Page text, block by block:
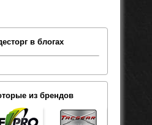
в блогах
из брендов